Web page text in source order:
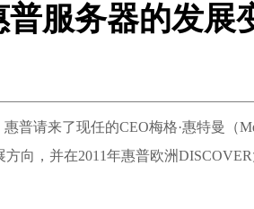
普服务器的发展
普请来了现任的CEO梅格·惠特曼（
向，并在2011年惠普欧洲